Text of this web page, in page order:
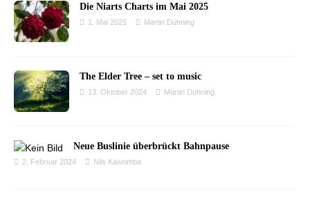
Die Niarts Charts im Mai 2025
1. Mai 2025 Martin Dühning
The Elder Tree – set to music
13. Oktober 2024 Martin Dühning
Neue Buslinie überbrückt Bahnpause
2. Februar 2024 Nils Kawomba